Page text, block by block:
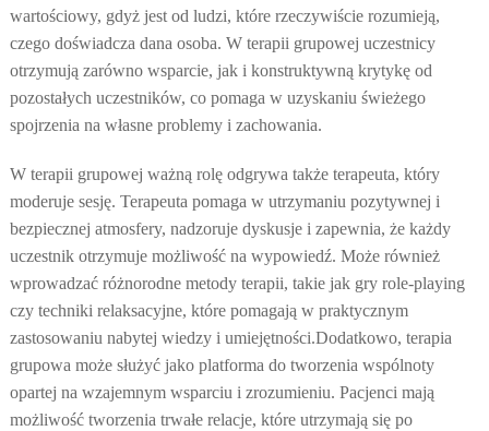
wartościowy, gdyż jest od ludzi, które rzeczywiście rozumieją,
czego doświadcza dana osoba. W terapii grupowej uczestnicy
otrzymują zarówno wsparcie, jak i konstruktywną krytykę od
pozostałych uczestników, co pomaga w uzyskaniu świeżego
spojrzenia na własne problemy i zachowania.
W terapii grupowej ważną rolę odgrywa także terapeuta, który
moderuje sesję. Terapeuta pomaga w utrzymaniu pozytywnej i
bezpiecznej atmosfery, nadzoruje dyskusje i zapewnia, że każdy
uczestnik otrzymuje możliwość na wypowiedź. Może również
wprowadzać różnorodne metody terapii, takie jak gry role-playing
czy techniki relaksacyjne, które pomagają w praktycznym
zastosowaniu nabytej wiedzy i umiejętności.Dodatkowo, terapia
grupowa może służyć jako platforma do tworzenia wspólnoty
opartej na wzajemnym wsparciu i zrozumieniu. Pacjenci mają
możliwość tworzenia trwałe relacje, które utrzymają się po